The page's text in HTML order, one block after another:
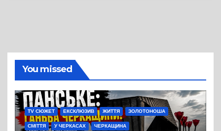
You missed
TV СЮЖЕТ ЕКСКЛЮЗИВ ЖИТТЯ ЗОЛОТОНОША
СМІТТЯ У ЧЕРКАСАХ ЧЕРКАЩИНА